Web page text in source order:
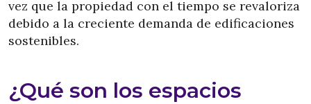
vez que la propiedad con el tiempo se revaloriza
debido a la creciente demanda de edificaciones
sostenibles.
¿Qué son los espacios